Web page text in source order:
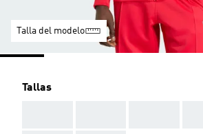
Talla del modelo
Tallas